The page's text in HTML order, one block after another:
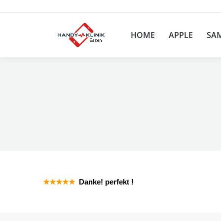
HOME APPLE
★★★★★ Danke! perfekt !
HOME APPLE